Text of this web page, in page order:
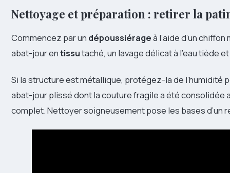
Nettoyage et préparation : retirer la
Commencez par un dépoussiérageà l’aide d’un
abat-jour entissutaché, un lavage délicat à l’eau tiède
Si la structure est métallique, protégez-la de l’humidité
abat-jour plissé dont la couture fragile a été consolidée
complet. Nettoyer soigneusement pose les bases d’un